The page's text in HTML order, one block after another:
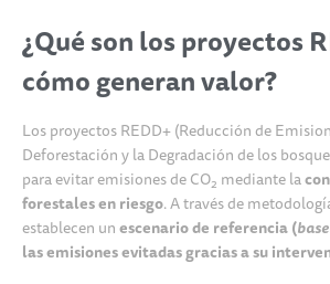
¿Qué son los proyectos
cómo generan valor?
Los proyectos REDD+ (Reducción de
Deforestación y la Degradación de los
para evitar emisiones de CO2 mediante la
forestales en riesgo. A través de
establecen unescenario de referencia (
las emisiones evitadas gracias a su